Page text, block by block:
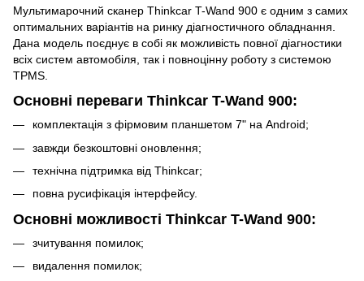
Мультимарочний сканер Thinkcar T-Wand 900 є одним з самих
оптимальних варіантів на ринку діагностичного обладнання.
Дана модель поєднує в собі як можливість повної діагностики
всіх систем автомобіля, так і повноцінну роботу з системою
TPMS.
Основні переваги Thinkcar T-Wand 900:
комплектація з фірмовим планшетом 7" на Android;
завжди безкоштовні оновлення;
технічна підтримка від Thinkcar;
повна русифікація інтерфейсу.
Основні можливості Thinkcar T-Wand 900:
зчитування помилок;
видалення помилок;